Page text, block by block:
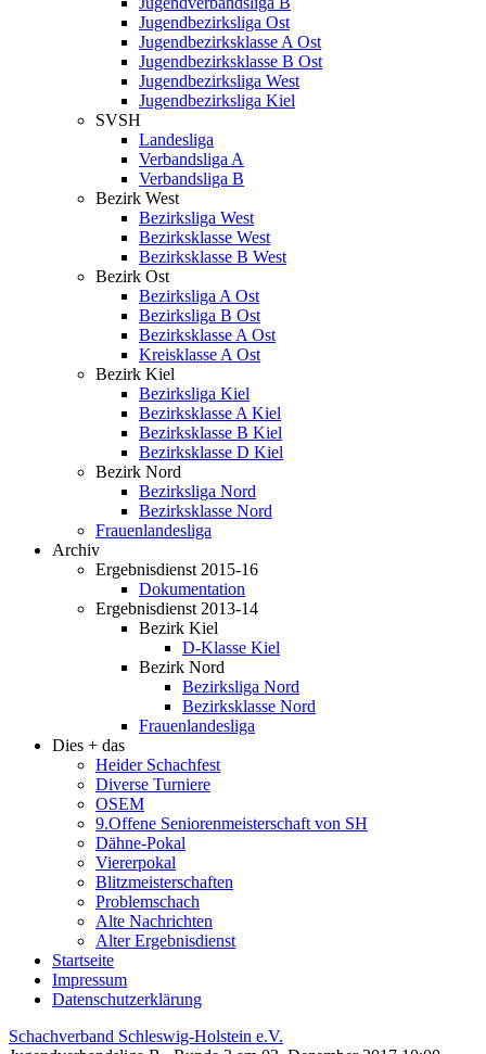
Jugendbezirksliga Ost
Jugendbezirksklasse A Ost
Jugendbezirksklasse B Ost
Jugendbezirksliga West
Jugendbezirksliga Kiel
SVSH
Landesliga
Verbandsliga A
Verbandsliga B
Bezirk West
Bezirksliga West
Bezirksklasse West
Bezirksklasse B West
Bezirk Ost
Bezirksliga A Ost
Bezirksliga B Ost
Bezirksklasse A Ost
Kreisklasse A Ost
Bezirk Kiel
Bezirksliga Kiel
Bezirksklasse A Kiel
Bezirksklasse B Kiel
Bezirksklasse D Kiel
Bezirk Nord
Bezirksliga Nord
Bezirksklasse Nord
Frauenlandesliga
Archiv
Ergebnisdienst 2015-16
Dokumentation
Ergebnisdienst 2013-14
Bezirk Kiel
D-Klasse Kiel
Bezirk Nord
Bezirksliga Nord
Bezirksklasse Nord
Frauenlandesliga
Dies + das
Heider Schachfest
Diverse Turniere
OSEM
9.Offene Seniorenmeisterschaft von SH
Dähne-Pokal
Viererpokal
Blitzmeisterschaften
Problemschach
Alte Nachrichten
Alter Ergebnisdienst
Startseite
Impressum
Datenschutzerklärung
Schachverband Schleswig-Holstein e.V.